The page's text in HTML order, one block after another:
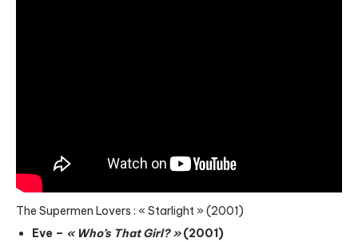
The Supermen Lovers : « Starlight » (2001)
Eve – « Who’s That Girl? »(2001)